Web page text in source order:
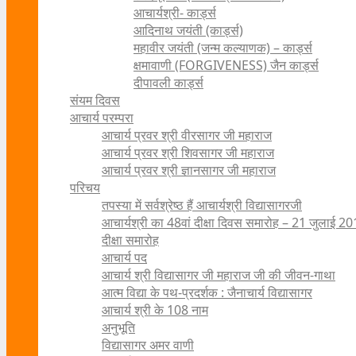
आचार्यश्री- कार्ड्स
आदिनाथ जयंती (कार्ड्स)
महावीर जयंती (जन्म कल्याणक) – कार्ड्स
क्षमावाणी (FORGIVENESS) जैन कार्ड्स
दीपावली कार्ड्स
संयम दिवस
आचार्य परम्परा
आचार्य प्रवर श्री वीरसागर जी महाराज
आचार्य प्रवर श्री शिवसागर जी महाराज
आचार्य प्रवर श्री ज्ञानसागर जी महाराज
परिचय
तपस्या में सर्वश्रेष्ठ हैं आचार्यश्री विद्यासागरजी
आचार्यश्री का 48वां दीक्षा दिवस समारोह – 21 जुलाई
दीक्षा समारोह
आचार्य पद
आचार्य श्री विद्यासागर जी महाराज जी की जीवन-गाथा
आत्म विद्या के पथ-प्रदर्शक : जैनाचार्य विद्यासागर
आचार्य श्री के 108 नाम
अनुभूति
विद्यासागर अमर वाणी